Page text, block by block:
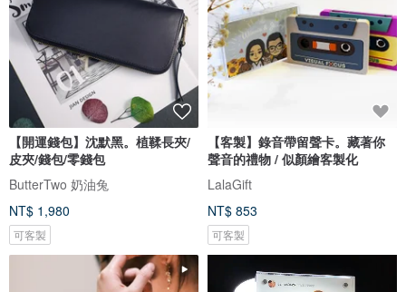
【開運錢包】沈默黑。植鞣長夾/
皮夾/錢包/零錢包
ButterTwo 奶油兔
NT$ 1,980
可客製
【客製】錄音帶留聲卡。藏著你
聲音的禮物 / 似顏繪客製化
LalaGift
NT$ 853
可客製